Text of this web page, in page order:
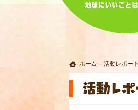
ホーム 活動レポート